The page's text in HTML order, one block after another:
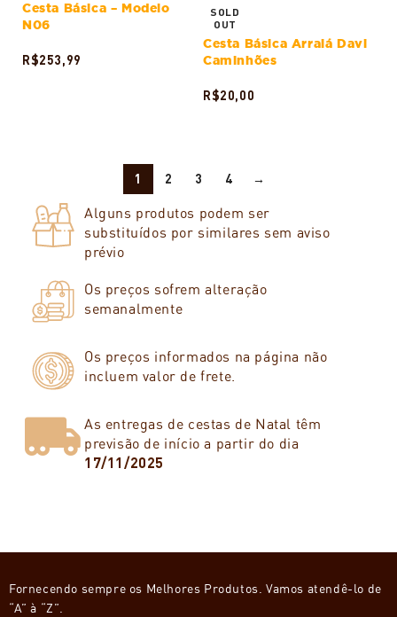
Alguns produtos podem ser
substituídos por similares sem aviso
prévio
Os preços sofrem alteração
semanalmente
Os preços informados na página não
incluem valor de frete.
As entregas de cestas de Natal têm
previsão de início a partir do dia
17/11/2025
Cesta Básica – Modelo
N06
R$253,99
SOLD
OUT
Cesta Básica Arraiá Davi
Caminhões
R$20,00
1 2 3 4 →
Fornecendo sempre os Melhores Produtos. Vamos atendê-lo de
“A” à “Z”.